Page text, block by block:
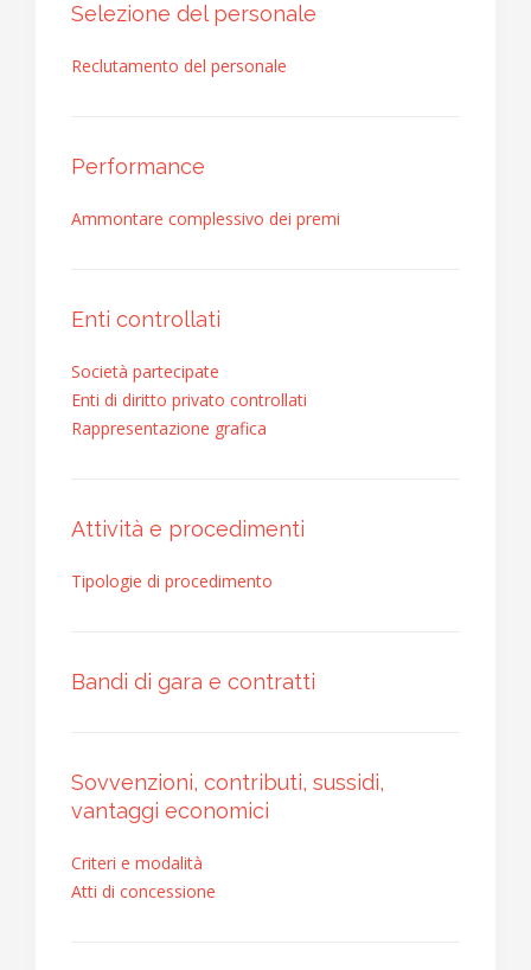
Selezione del personale
Reclutamento del personale
Performance
Ammontare complessivo dei premi
Enti controllati
Società partecipate
Enti di diritto privato controllati
Rappresentazione grafica
Attività e procedimenti
Tipologie di procedimento
Bandi di gara e contratti
Sovvenzioni, contributi, sussidi,
vantaggi economici
Criteri e modalità
Atti di concessione